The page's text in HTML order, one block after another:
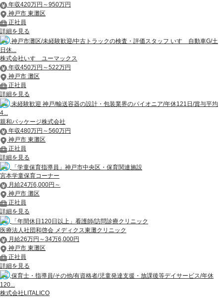
年収420万円～950万円
神戸市 東灘区
正社員
詳細を見る
神戸市灘区/未経験歓迎/中古トラックの検査・評価スタッフ いすゞ自動車G/土
日休...
株式会社いすゞユーマックス
年収450万円～522万円
神戸市 灘区
正社員
詳細を見る
未経験歓迎 神戸/輸送容器の設計・包装業界のパイオニア/年休121日/賞与平均
4...
親和パッケージ株式会社
年収480万円～560万円
神戸市 東灘区
正社員
詳細を見る
「学童保育指導員」神戸市中央区・保育関連施設
宮本学童保育コーナー
月給24万6,000円～
神戸市 灘区
正社員
詳細を見る
「年間休日120日以上」看護師/訪問診療クリニック
医療法人社団和啓会 メディクス東灘クリニック
月給26万円～34万6,000円
神戸市 東灘区
正社員
詳細を見る
保育士・指導員/その他/有資格者/児童発達支援・放課後等デイサービス/年休
120...
株式会社LITALICO